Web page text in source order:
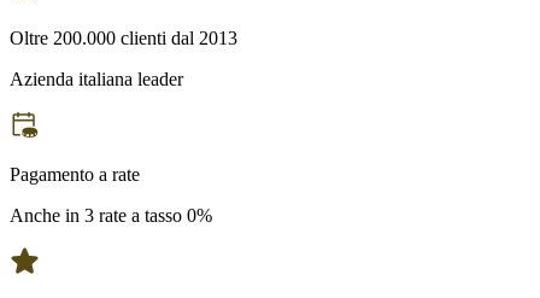
Oltre 200.000 clienti dal 2013
Azienda italiana leader
Pagamento a rate
Anche in 3 rate a tasso 0%